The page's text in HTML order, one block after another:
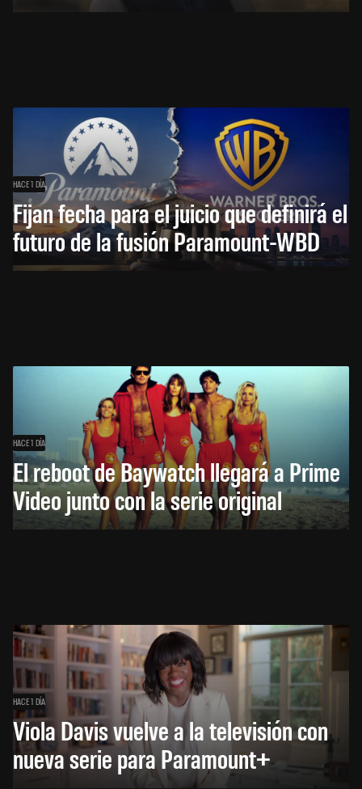
HACE 1 DÍA
Fijan fecha para el juicio que definirá el
futuro de la fusión Paramount-WBD
HACE 1 DÍA
El reboot de Baywatch llegará a Prime
Video junto con la serie original
HACE 1 DÍA
Viola Davis vuelve a la televisión con
nueva serie para Paramount+